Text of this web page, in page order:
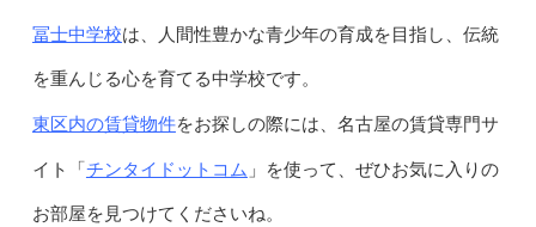
冨士中学校は、人間性豊かな青少年の育成を目指し、伝統
を重んじる心を育てる中学校です。
東区内の賃貸物件をお探しの際には、名古屋の賃貸専門サ
イト「チンタイドットコム 」を使って、ぜひお気に入りの
お部屋を見つけてくださいね。